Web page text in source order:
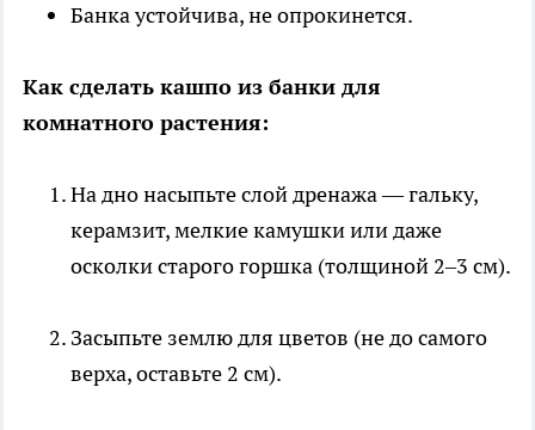
Банка устойчива, не опрокинется.
Как сделать кашпо из банки для
комнатного растения:
На дно насыпьте слой дренажа — гальку,
керамзит, мелкие камушки или даже
осколки старого горшка (толщиной 2–3 см).
Засыпьте землю для цветов (не до самого
верха, оставьте 2 см).